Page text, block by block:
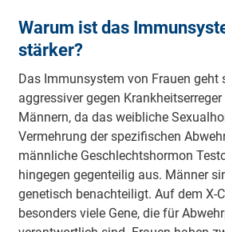
Warum ist das
stärker?
Das Immunsystem von Frauen geht
aggressiver gegen
Männern, da das weibliche
Vermehrung der spezifischen
männliche Geschlechtshormon
hingegen gegenteilig aus. Männer
genetisch benachteiligt. Auf dem X-
besonders viele Gene, die für